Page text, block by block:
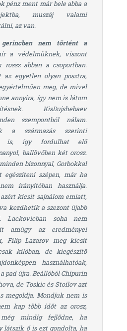
pénz ment már bele abba a
muszáj valami
az van.
nem történt a
a védelmüknek, viszont
rossz abban a csoportban.
az egyetlen olyan posztra,
meg, de mivel
annyira, így nem is látom
KisDujshebaev
szempontból nálam.
a származás szerinti
is, így fordulhat elő
ballövőben két orosz.
bizonnyal, Gorbokkal
egészíteni szépen, már ha
irányítóban használja.
kicsit sajnálom emiatt,
kezdhetik a szezont újabb
Lackovicban soha nem
amúgy az eredményei
Filip Lazarov meg kicsit
kilóban, de kiegészítő
használhatóak,
pad újra. Beállóból Chipurin
de Toskic és Stoilov azt
megoldja. Mondjuk nem is
kap több időt az orosz,
mindig fejlődne, ha
látszik ő is ezt gondolta, ha